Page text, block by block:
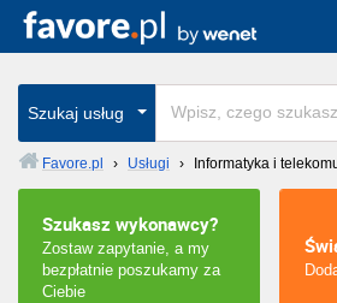
Szukaj usług
Favore.pl › Usługi › Informatyka i
Szukasz wykonawcy?
Zostaw zapytanie, a my
bezpłatnie poszukamy za
Ciebie
Cała Polska
wszystkie w całym kraju
Warszawa
Wrocław